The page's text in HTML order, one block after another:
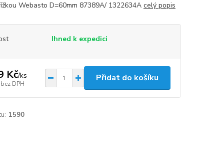
Webasto D=60mm 87389A/ 1322634A celý popis
Ihned k expedici
Kč/ks
bez DPH
Přidat do košíku
1590